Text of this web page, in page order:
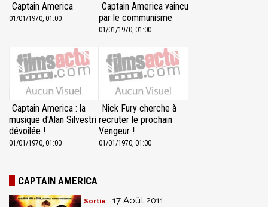
Captain America
01/01/1970, 01:00
Captain America vaincu
par le communisme
01/01/1970, 01:00
Captain America : la
musique d'Alan Silvestri
dévoilée !
01/01/1970, 01:00
Nick Fury cherche à
recruter le prochain
Vengeur !
01/01/1970, 01:00
CAPTAIN AMERICA
Sortie : 17 Août 2011